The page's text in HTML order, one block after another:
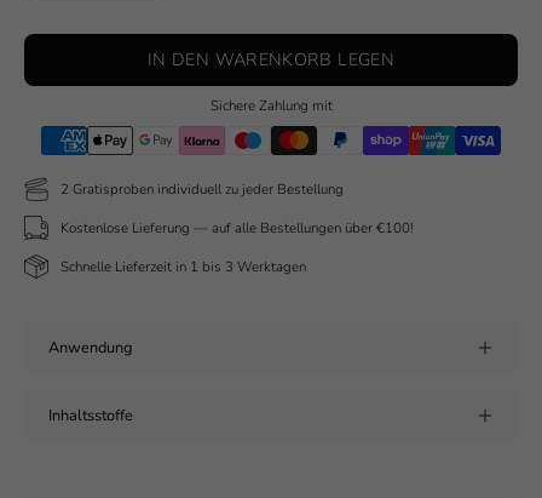
IN DEN WARENKORB LEGEN
Sichere Zahlung mit
2 Gratisproben individuell zu jeder Bestellung
Kostenlose Lieferung — auf alle Bestellungen über €100!
Schnelle Lieferzeit in 1 bis 3 Werktagen
Anwendung
Inhaltsstoffe